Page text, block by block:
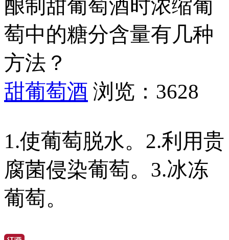
酿制甜葡萄酒时浓缩葡
萄中的糖分含量有几种
方法？
甜葡萄酒 浏览：3628
1.使葡萄脱水。2.利用贵
腐菌侵染葡萄。3.冰冻
葡萄。